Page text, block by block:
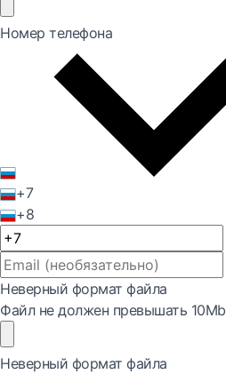
Номер телефона
+7
+8
Неверный формат файла
Файл не должен превышать 10Mb
Неверный формат файла